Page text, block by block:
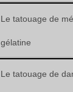
Le tatouage de
gélatine
Le tatouage de